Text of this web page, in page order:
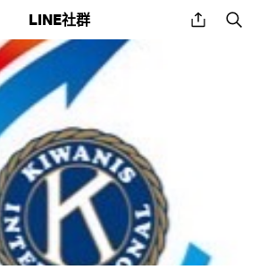
LINE社群 share